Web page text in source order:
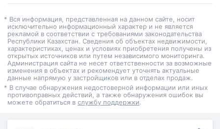
* Вся информация, представленная на данном сайте, носит
исключительно информационный характер и не является
рекламой в соответствии с требованиями законодательства
Республики Казахстан. Сведения об объектах недвижимости,
характеристиках, ценах и условиях приобретения получены из
открытых источников или путем независимого мониторинга.
Администрация сайта не несет ответственности за возможные
изменения в объектах и рекомендует уточнять актуальные
данные напрямую у застройщиков или в отделах продаж.
* В случае обнаружения недостоверной информации или иных
противоправных действий, а также обнаружения ошибок вы
можете обратиться в службу поддержки.